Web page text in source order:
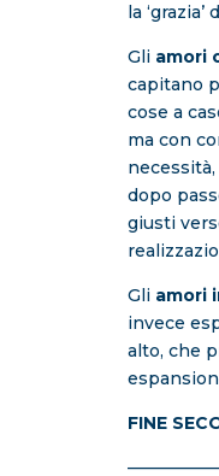
la
Gli amori
capitano
cose a
ma con
dopo
giusti
Gli amori
invece
alto, che
FINE